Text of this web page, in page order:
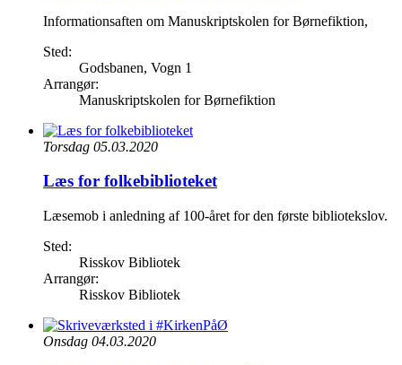
Informationsaften om Manuskriptskolen for Børnefiktion,
Sted:
Godsbanen, Vogn 1
Arrangør:
Manuskriptskolen for Børnefiktion
Torsdag 05.03.2020
Læs for folkebiblioteket
Læsemob i anledning af 100-året for den første bibliotekslov.
Sted:
Risskov Bibliotek
Arrangør:
Risskov Bibliotek
Onsdag 04.03.2020